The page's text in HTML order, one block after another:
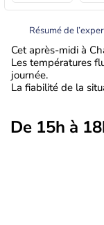
Résumé de
Cet après-midi à
Les températures
journée.
La fiabilité de la
De 15h à